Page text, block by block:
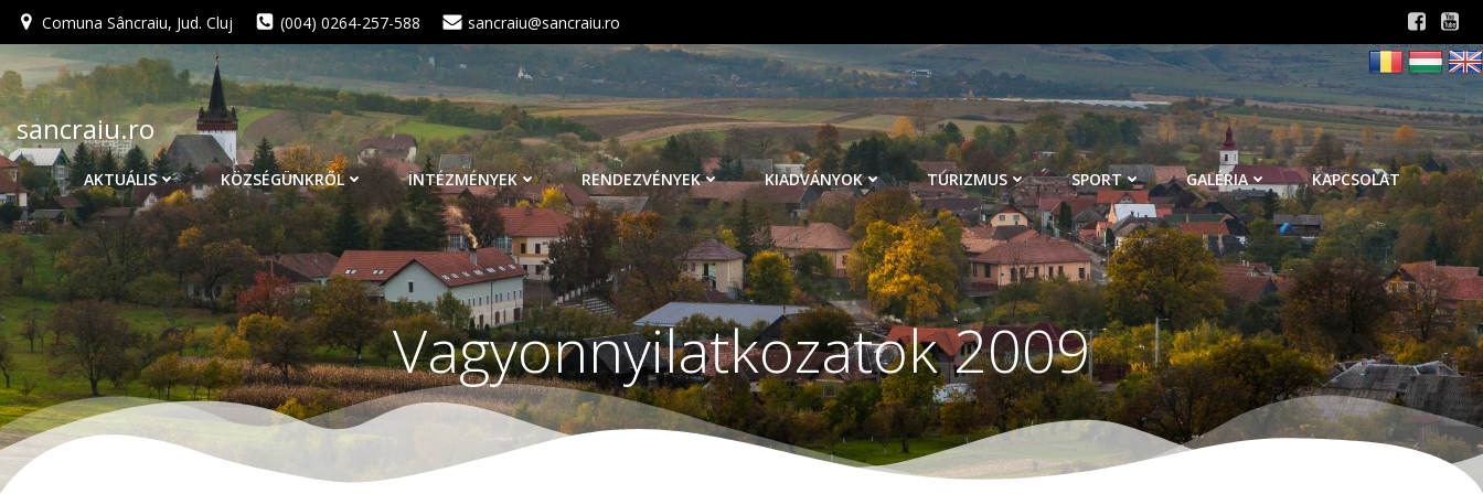
Skip
to
content
Comuna Sâncraiu, Jud. Cluj (004) 0264-257-588 sancraiu@sancraiu.ro
sancraiu.ro
AKTUÁLIS KÖZSÉGÜNKRŐL INTÉZMÉNYEK RENDEZVÉNYEK KIADVÁNYOK TURIZMUS SPORT GALÉRIA KAPCSOLAT
Vagyonnyilatkozatok 2009